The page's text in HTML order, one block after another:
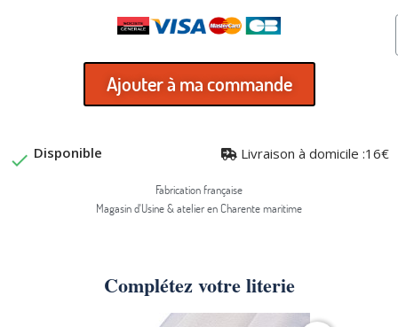
Ajouter à ma commande
 Disponible Livraison à domicile :16€
Fabrication française
Magasin d'Usine & atelier en Charente maritime
Complétez votre literie